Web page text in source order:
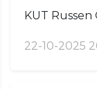
KUT Russen
22-10-2025